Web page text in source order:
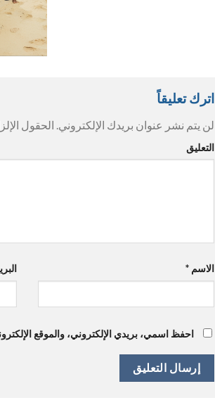
اترك تعليقاً
لن يتم نشر عنوان بريدك الإلكتروني. الحقول
التعليق
الاسم*
احفظ اسمي، بريدي الإلكتروني، والموقع